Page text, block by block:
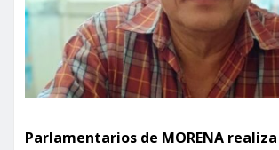
Parlamentarios de MORENA